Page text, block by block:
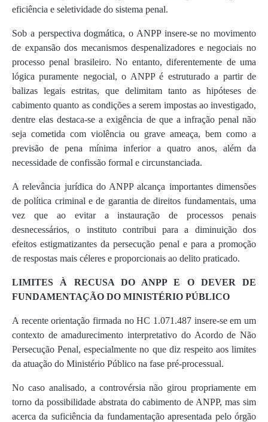
eficiência e seletividade do sistema penal.
Sob a perspectiva dogmática, o ANPP insere-se no movimento
de expansão dos mecanismos despenalizadores e negociais no
processo penal brasileiro. No entanto, diferentemente de uma
lógica puramente negocial, o ANPP é estruturado a partir de
balizas legais estritas, que delimitam tanto as hipóteses de
cabimento quanto as condições a serem impostas ao investigado,
dentre elas destaca-se a exigência de que a infração penal não
seja cometida com violência ou grave ameaça, bem como a
previsão de pena mínima inferior a quatro anos, além da
necessidade de confissão formal e circunstanciada.
A relevância jurídica do ANPP alcança importantes dimensões
de política criminal e de garantia de direitos fundamentais, uma
vez que ao evitar a instauração de processos penais
desnecessários, o instituto contribui para a diminuição dos
efeitos estigmatizantes da persecução penal e para a promoção
de respostas mais céleres e proporcionais ao delito praticado.
LIMITES À RECUSA DO ANPP E O DEVER DE
FUNDAMENTAÇÃO DO MINISTÉRIO PÚBLICO
A recente orientação firmada no HC 1.071.487 insere-se em um
contexto de amadurecimento interpretativo do Acordo de Não
Persecução Penal, especialmente no que diz respeito aos limites
da atuação do Ministério Público na fase pré-processual.
No caso analisado, a controvérsia não girou propriamente em
torno da possibilidade abstrata do cabimento de ANPP, mas sim
acerca da suficiência da fundamentação apresentada pelo órgão